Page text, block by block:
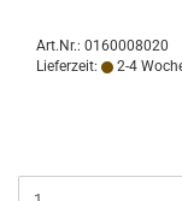
Art.Nr.: 0160008020
Lieferzeit:
2-4